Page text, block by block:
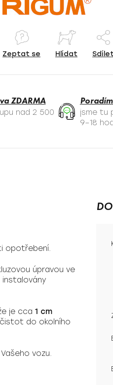
Zeptat se Hlídat
ZDARMA
nad 2 500
jsme tu
9–18
opotřebení.
úpravou ve
instalovány
je cca 1 cm
do okolního
vozu.